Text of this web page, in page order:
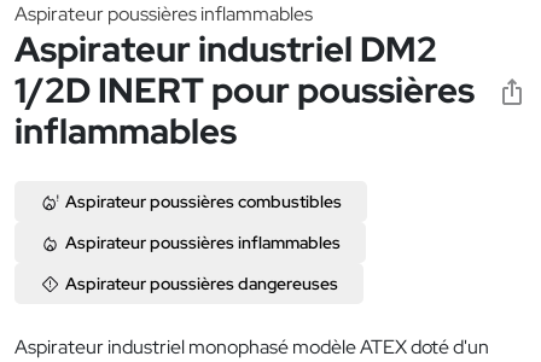
Aspirateur poussières inflammables
Aspirateur industriel DM2
1/2D INERT pour poussières
inflammables
Aspirateur poussières combustibles
Aspirateur poussières inflammables
Aspirateur poussières dangereuses
Aspirateur industriel monophasé modèle ATEX doté d'un